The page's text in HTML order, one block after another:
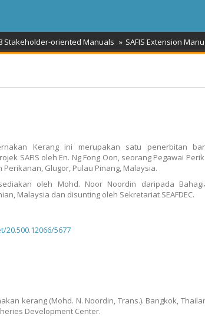
Stakeholder-oriented Manuals SAFIS Extension
Kerang ini merupakan satu penerbitan
SAFIS oleh En. Ng Fong Oon, seorang Pegawai
Glugor, Pulau Pinang, Malaysia.
oleh Mohd. Noor Noordin daripada
Malaysia dan disunting oleh Sekretariat SEAFDEC.
5677
kerang (Mohd. N. Noordin, Trans.). Bangkok,
Development Center.